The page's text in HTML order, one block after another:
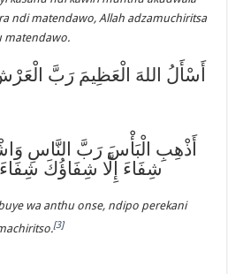
ndi matendawo, Allah adzamuchiritsa
matendawo.
أَسْأَلُ اللهَ الْعَظِيمَ رَبَّ
أَذْهِبِ الْبَأْسَ رَبَّ النَّاسِ
شِفَاءَ إِلَّا شِفَاؤُكَ شِفَاءَ
wa anthu onse, ndipo perekani
[3]